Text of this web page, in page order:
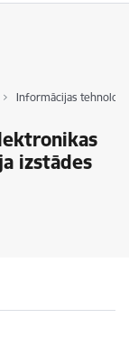
Informācijas
izstādes